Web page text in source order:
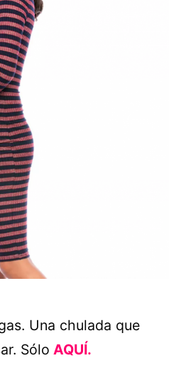
Una chulada que
Sólo AQUÍ.